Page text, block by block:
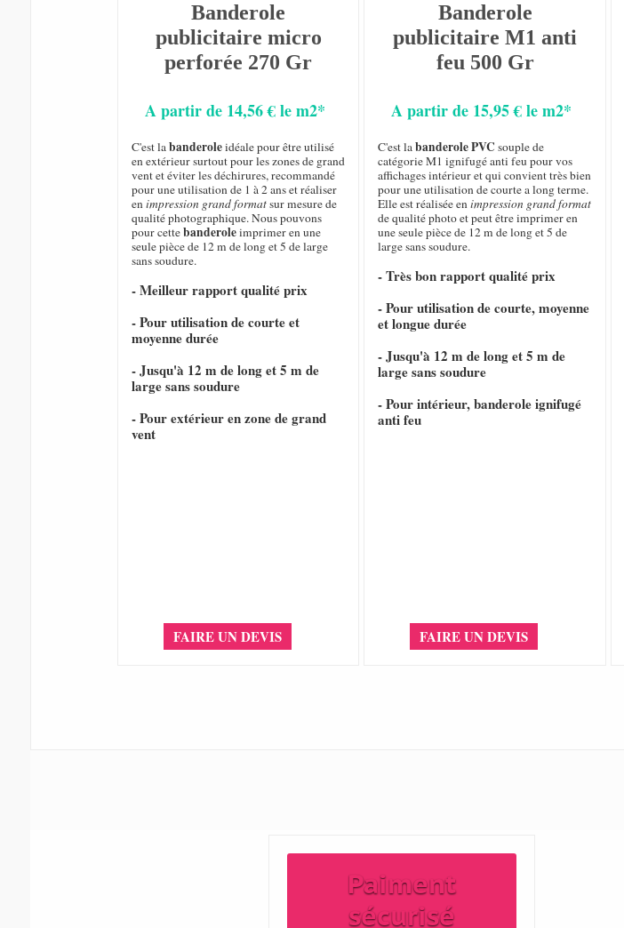
Banderole
publicitaire micro
perforée 270 Gr
A partir de 14,56 € le m2*
C'est labanderoleidéale pour être utilisé
en extérieur surtout pour les zones de grand
vent et éviter les déchirures, recommandé
pour une utilisation de 1 à 2 ans et réaliser
enimpression grand formatsur mesure de
qualité photographique. Nous pouvons
pour cettebanderoleimprimer en une
seule pièce de 12 m de long et 5 de large
sans soudure.
- Meilleur rapport qualité prix
- Pour utilisation de courte et
moyenne durée
- Jusqu'à 12 m de long et 5 m de
large sans soudure
- Pour extérieur en zone de grand
vent
FAIRE UN DEVIS
Banderole
publicitaire M1 anti
feu 500 Gr
A partir de 15,95 € le m2*
C'est labanderole PVC souple de
catégorie M1 ignifugé anti feu pour vos
affichages intérieur et qui convient très bien
pour une utilisation de courte a long terme.
Elle est réalisée enimpression grand format
de qualité photo et peut être imprimer en
une seule pièce de 12 m de long et 5 de
large sans soudure.
- Très bon rapport qualité prix
- Pour utilisation de courte, moyenne
et longue durée
- Jusqu'à 12 m de long et 5 m de
large sans soudure
- Pour intérieur, banderole ignifugé
anti feu
FAIRE UN DEVIS
Paiment
sécurisé